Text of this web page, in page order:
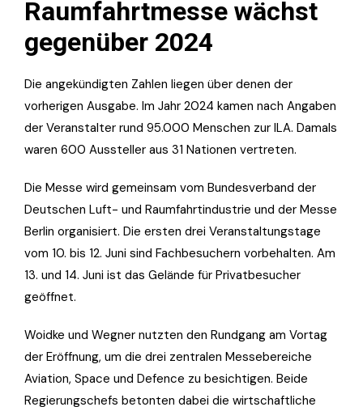
Raumfahrtmesse wächst
gegenüber 2024
Die angekündigten Zahlen liegen über denen der
vorherigen Ausgabe. Im Jahr 2024 kamen nach Angaben
der Veranstalter rund 95.000 Menschen zur ILA. Damals
waren 600 Aussteller aus 31 Nationen vertreten.
Die Messe wird gemeinsam vom Bundesverband der
Deutschen Luft- und Raumfahrtindustrie und der Messe
Berlin organisiert. Die ersten drei Veranstaltungstage
vom 10. bis 12. Juni sind Fachbesuchern vorbehalten. Am
13. und 14. Juni ist das Gelände für Privatbesucher
geöffnet.
Woidke und Wegner nutzten den Rundgang am Vortag
der Eröffnung, um die drei zentralen Messebereiche
Aviation, Space und Defence zu besichtigen. Beide
Regierungschefs betonten dabei die wirtschaftliche